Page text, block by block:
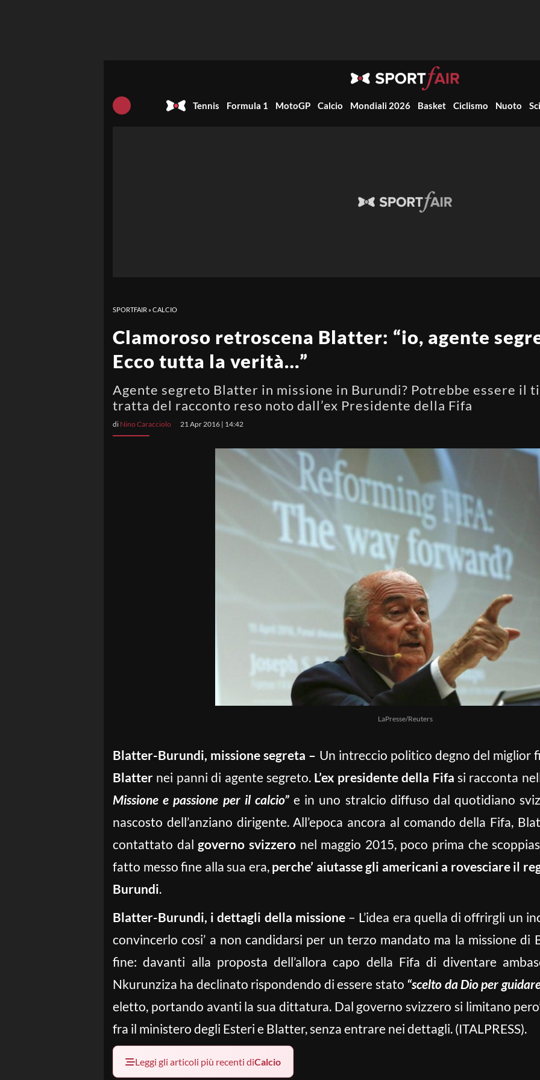
Tennis Formula 1 MotoGP Calcio Mondiali 2026 Basket Ciclismo Nuoto Sci
SPORTFAIR »CALCIO
Clamoroso retroscena Blatter: “io, agente
Ecco tutta la verità…”
Agente segreto Blatter in missione in Burundi? Potrebbe essere il
tratta del racconto reso noto dall’ex Presidente della Fifa
di Nino Caracciolo 21 Apr 2016 | 14:42
LaPresse/Reuters
Blatter-Burundi, missione segreta – Un intreccio politico degno del miglior
Blatter nei panni di agente segreto. L’ex presidente della Fifa si racconta
Missione e passione per il calcio”e in uno stralcio diffuso dal quotidiano
nascosto dell’anziano dirigente. All’epoca ancora al comando della Fifa,
contattato dal governo svizzeronel maggio 2015, poco prima che
fatto messo fine alla sua era, perche’ aiutasse gli americani a rovesciare il
Burundi.
Blatter-Burundi, i dettagli della missione– L’idea era quella di offrirgli un
convincerlo cosi’ a non candidarsi per un terzo mandato ma la missione di
fine: davanti alla proposta dell’allora capo della Fifa di diventare
Nkurunziza ha declinato rispondendo di essere stato “scelto da Dio per
eletto, portando avanti la sua dittatura. Dal governo svizzero si limitano
fra il ministero degli Esteri e Blatter, senza entrare nei dettagli. (ITALPRESS).
Leggi gli articoli più recenti diCalcio